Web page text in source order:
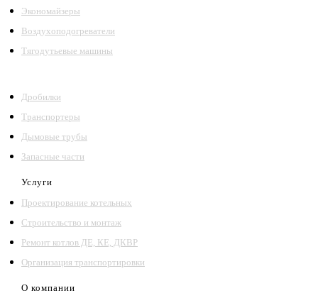
Экономайзеры
Воздухоподогреватели
Тягодутьевые машины
Дробилки
Транспортеры
Дымовые трубы
Запасные части
Услуги
Проектирование котельных
Строительство и монтаж
Ремонт котлов ДЕ, КЕ, ДКВР
Организация транспортировки
О компании